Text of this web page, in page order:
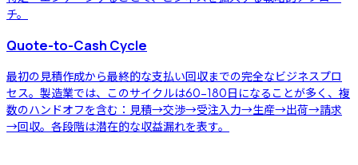
チ。
Quote-to-Cash Cycle
最初の見積作成から最終的な支払い回収までの完全なビジネスプロ
セス。製造業では、このサイクルは60-180日になることが多く、複
数のハンドオフを含む：見積→交渉→受注入力→生産→出荷→請求
→回収。各段階は潜在的な収益漏れを表す。